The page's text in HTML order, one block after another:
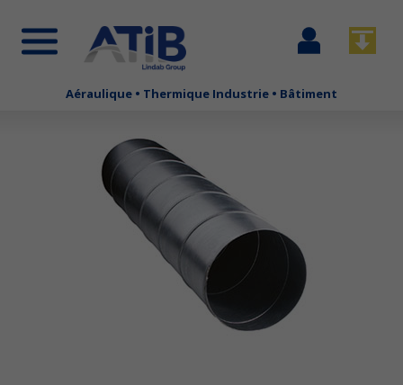
Aéraulique • Thermique Industrie • Bâtiment